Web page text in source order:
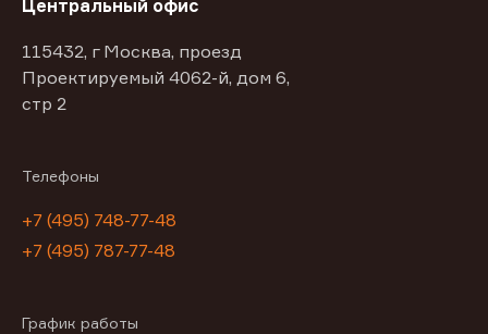
Центральный офис
115432, г Москва, проезд
Проектируемый 4062-й, дом 6,
стр 2
Телефоны
+7 (495) 748-77-48
+7 (495) 787-77-48
График работы